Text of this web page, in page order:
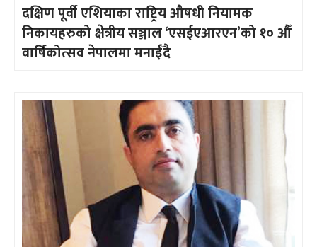
दक्षिण पूर्वी एशियाका राष्ट्रिय औषधी नियामक
निकायहरुको क्षेत्रीय सञ्जाल ‘एसईएआरएन’को १० औँ
वार्षिकोत्सव नेपालमा मनाईँदै